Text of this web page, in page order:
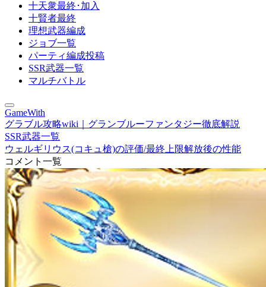
十天衆最終･加入
十賢者最終
理想武器編成
ジョブ一覧
パーティ編成投稿
SSR武器一覧
マルチバトル
GameWith
グラブル攻略wiki｜グランブルーファンタジー徹底解説
SSR武器一覧
ウェルギリウス(コキュ槍)の評価/最終上限解放後の性能
コメント一覧